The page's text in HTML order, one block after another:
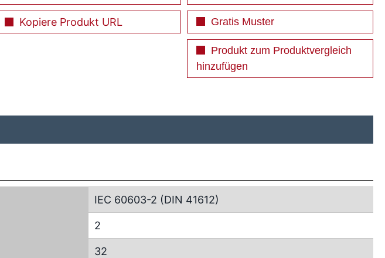
Kopiere Produkt URL Gratis Muster
Produkt zum Produktvergleich
hinzufügen
IEC 60603-2 (DIN 41612)
2
32